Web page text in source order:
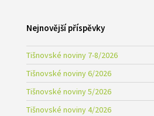
Nejnovější příspěvky
Tišnovské noviny 7-8/2026
Tišnovské noviny 6/2026
Tišnovské noviny 5/2026
Tišnovské noviny 4/2026